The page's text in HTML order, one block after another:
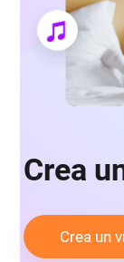
Crea
Crea un